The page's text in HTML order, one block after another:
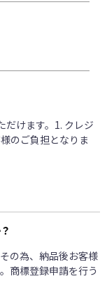
だけます。1. クレジ
のご負担となりま
の為、納品後お客様
商標登録申請を行う